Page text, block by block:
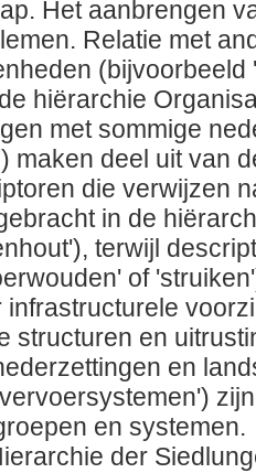
Het aanbrengen
Relatie met
hiërarchie
met sommige
maken deel uit van
die verwijzen
in de
terwijl
of
structuren en
en
en systemen.
der